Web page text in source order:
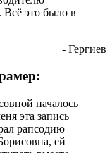
это было в
- Гергиев
началось
эта запись
рапсодию
ей